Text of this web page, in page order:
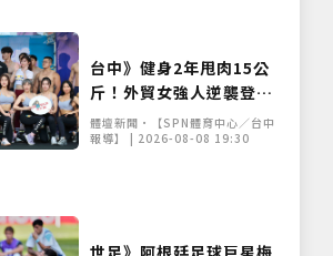
台中》健身2年甩肉15公
斤！外貿女強人逆襲登台
展堅實體態 World Gym
盛事移師台中開戰
體壇新聞•【SPN體育中心／台中
報導】 | 2026-08-08 19:30